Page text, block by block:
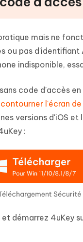
mais ne
ou pas
indisponible,
code d'accès
contourner l'écran de
versions d'iOS et
:
démarrez 4uKey